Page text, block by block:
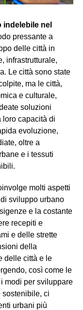
indelebile nel
pressante a
delle città in
infrastrutturale,
Le città sono state
ma le città,
e culturale,
soluzioni
loro capacità di
evoluzione,
oltre a
e i tessuti
molti aspetti
sviluppo urbano
e la costante
recepiti e
e delle strette
della
delle città e le
così come le
modi per sviluppare
sostenibile, ci
urbani più